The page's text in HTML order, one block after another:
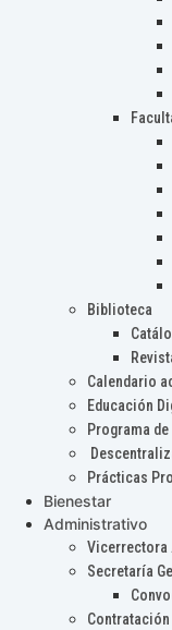
Biblioteca
Calendario
Educación
Programa
Prácticas
Bienestar
Administrativo
Vicerrectora
Secretaría
Contratación